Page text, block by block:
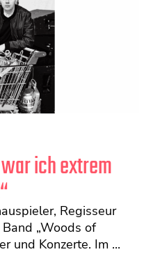
ich extrem
Regisseur
„Woods of
und Konzerte. Im ...